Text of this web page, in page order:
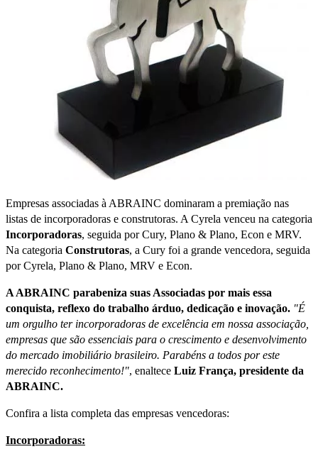
Empresas associadas à ABRAINC dominaram a premiação nas
listas de incorporadoras e construtoras. A Cyrela venceu na categoria
Incorporadoras, seguida por Cury, Plano & Plano, Econ e MRV.
Na categoria Construtoras, a Cury foi a grande vencedora, seguida
por Cyrela, Plano & Plano, MRV e Econ.
A ABRAINC parabeniza suas Associadas por mais essa
conquista, reflexo do trabalho árduo, dedicação e inovação. "É
um orgulho ter incorporadoras de excelência em nossa associação,
empresas que são essenciais para o crescimento e desenvolvimento
do mercado imobiliário brasileiro. Parabéns a todos por este
merecido reconhecimento!", enaltece Luiz França, presidente da
ABRAINC.
Confira a lista completa das empresas vencedoras:
Incorporadoras: